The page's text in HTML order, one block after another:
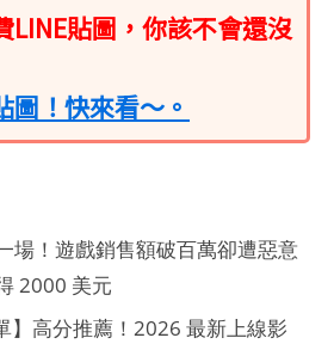
LINE貼圖，你該不會還沒
圖！快來看～。
場！遊戲銷售額破百萬卻遭惡意
2000 美元
】高分推薦！2026 最新上線影